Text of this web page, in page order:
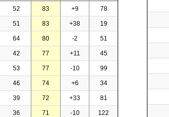
52 83 +9 78
51 83 +38 19
64 80 -2 51
42 77 +11 45
53 77 -10 99
46 74 +6 34
39 72 +33 81
36 71 -10 122